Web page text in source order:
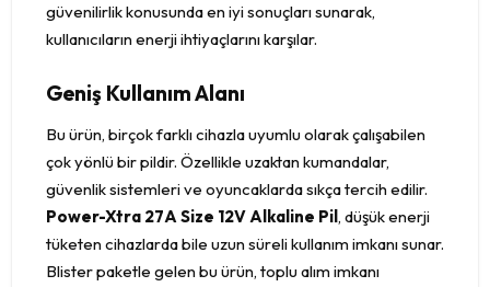
güvenilirlik konusunda en iyi sonuçları sunarak,
kullanıcıların enerji ihtiyaçlarını karşılar.
Geniş Kullanım Alanı
Bu ürün, birçok farklı cihazla uyumlu olarak çalışabilen
çok yönlü bir pildir. Özellikle uzaktan kumandalar,
güvenlik sistemleri ve oyuncaklarda sıkça tercih edilir.
Power-Xtra 27A Size 12V Alkaline Pil , düşük enerji
tüketen cihazlarda bile uzun süreli kullanım imkanı sunar.
Blister paketle gelen bu ürün, toplu alım imkanı